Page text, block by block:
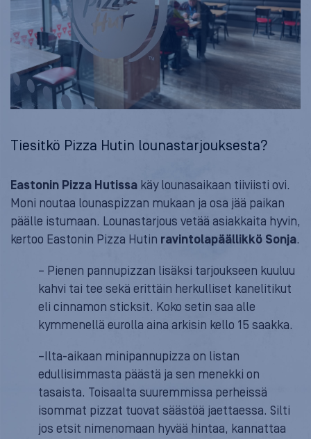
Tiesitkö Pizza Hutin lounastarjouksesta?
Eastonin Pizza Hutissa käy lounasaikaan tiiviisti ovi.
Moni noutaa lounaspizzan mukaan ja osa jää paikan
päälle istumaan. Lounastarjous vetää asiakkaita hyvin,
kertoo Eastonin Pizza Hutin ravintolapäällikkö Sonja.
– Pienen pannupizzan lisäksi tarjoukseen kuuluu
kahvi tai tee sekä erittäin herkulliset kanelitikut
eli cinnamon sticksit. Koko setin saa alle
kymmenellä eurolla aina arkisin kello 15 saakka.
–Ilta-aikaan minipannupizza on listan
edullisimmasta päästä ja sen menekki on
tasaista. Toisaalta suuremmissa perheissä
isommat pizzat tuovat säästöä jaettaessa. Silti
jos etsit nimenomaan hyvää hintaa, kannattaa